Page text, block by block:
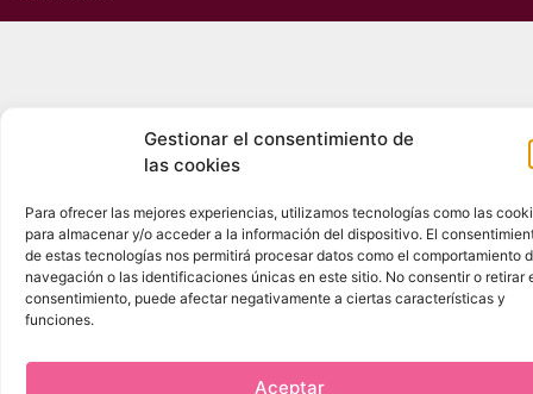
Gestionar el consentimiento de
las cookies
Para ofrecer las mejores experiencias, utilizamos tecnologías como las
para almacenar y/o acceder a la información del dispositivo. El
de estas tecnologías nos permitirá procesar datos como el comportamiento
navegación o las identificaciones únicas en este sitio. No consentir o retirar
consentimiento, puede afectar negativamente a ciertas características y
funciones.
Aceptar